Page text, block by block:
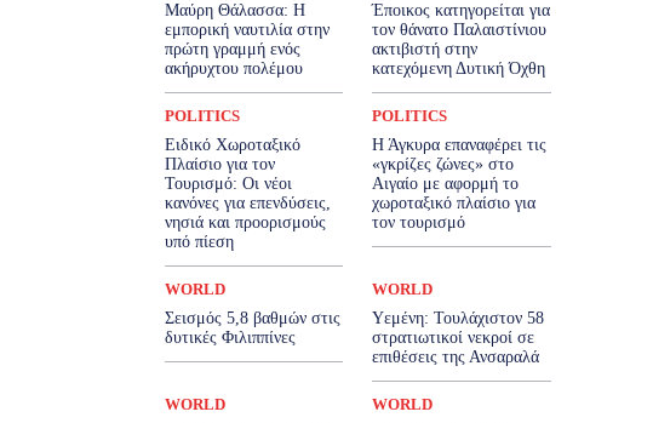
Μαύρη Θάλασσα: Η
εμπορική ναυτιλία στην
πρώτη γραμμή ενός
ακήρυχτου πολέμου
Έποικος κατηγορείται για
τον θάνατο Παλαιστίνιου
ακτιβιστή στην
κατεχόμενη Δυτική Όχθη
POLITICS
Ειδικό Χωροταξικό
Πλαίσιο για τον
Τουρισμό: Οι νέοι
κανόνες για επενδύσεις,
νησιά και προορισμούς
υπό πίεση
POLITICS
Η Άγκυρα επαναφέρει τις
«γκρίζες ζώνες» στο
Αιγαίο με αφορμή το
χωροταξικό πλαίσιο για
τον τουρισμό
WORLD
Σεισμός 5,8 βαθμών στις
δυτικές Φιλιππίνες
WORLD
Υεμένη: Τουλάχιστον 58
στρατιωτικοί νεκροί σε
επιθέσεις της Ανσαραλά
WORLD
WORLD